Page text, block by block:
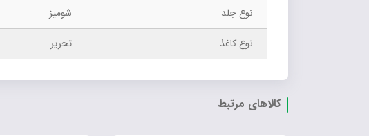
نوع جلد
شومیز
نوع کاغذ
تحریر
کالاهای مرتبط